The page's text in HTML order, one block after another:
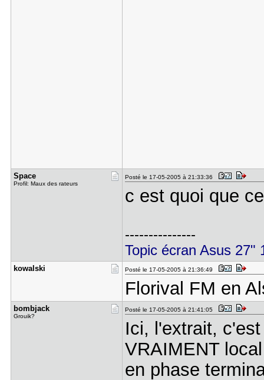
Space
Profil: Maux des rateurs
Posté le 17-05-2005 à 21:33:36
c est quoi que
---------------
Topic écran Asus 27"
kowalski Posté le 17-05-2005 à 21:36:49
Florival FM en
bombjack
Grouik?
Posté le 17-05-2005 à 21:41:05
Ici, l'extrait,
VRAIMENT
en phase